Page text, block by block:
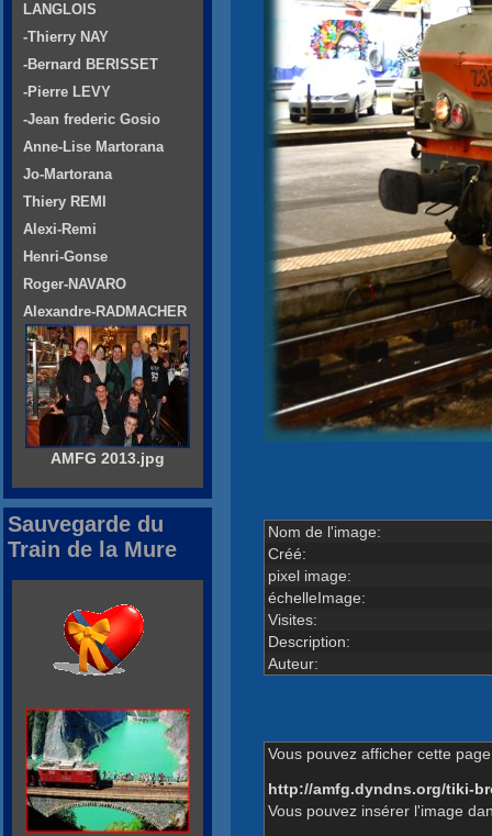
Nom de l'image:
Créé:
pixel image:
échelleImage:
Visites:
Description:
Auteur:
Vous pouvez afficher cette
http://amfg.dyndns.org/tiki-
Vous pouvez insérer l'image
LANGLOIS
-Thierry NAY
-Bernard BERISSET
-Pierre LEVY
-Jean frederic Gosio
Anne-Lise Martorana
Jo-Martorana
Thiery REMI
Alexi-Remi
Henri-Gonse
Roger-NAVARO
Alexandre-RADMACHER
AMFG 2013.jpg
Sauvegarde du
Train de la Mure